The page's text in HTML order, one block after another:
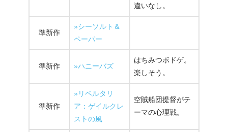
違いなし。
準新作
»シーソルト＆
ペーパー
準新作 »ハニーバズ
はちみつボドゲ。
楽しそう。
準新作
»リベルタリ
ア：ゲイルクレ
ストの風
空賊船団提督がテ
ーマの心理戦。